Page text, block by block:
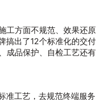
工方面不规范、效果还原
搞出了12个标准化的交付
成品保护、自检工艺还有
准工艺，去规范终端服务